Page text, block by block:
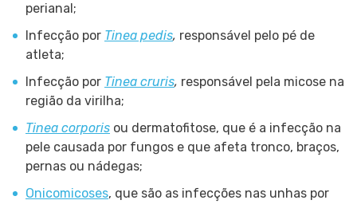
perianal;
Infecção por Tinea pedis, responsável pelo pé de
atleta;
Infecção por Tinea cruris, responsável pela micose na
região da virilha;
Tinea corporis ou dermatofitose, que é a infecção na
pele causada por fungos e que afeta tronco, braços,
pernas ou nádegas;
Onicomicoses, que são as infecções nas unhas por